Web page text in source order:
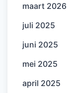
maart 2026
juli 2025
juni 2025
mei 2025
april 2025